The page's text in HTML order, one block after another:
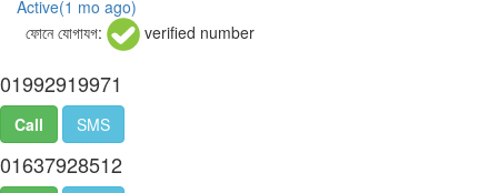
Active(1 mo ago)
ফোনে যোগাযগ:
verified number
01992919971
Call SMS
01637928512